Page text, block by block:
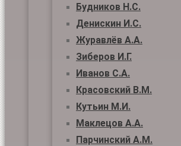
Будников Н.С.
Денискин И.С.
Журавлёв А.А.
Зиберов И.Г.
Иванов С.А.
Красовский В.М.
Кутьин М.И.
Маклецов А.А.
Парчинский А.М.